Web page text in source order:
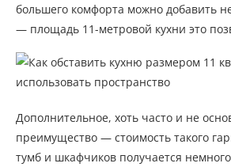
большего комфорта можно добавить
— площадь 11-метровой кухни это
Дополнительное, хоть часто и не
преимущество — стоимость такого
тумб и шкафчиков получается